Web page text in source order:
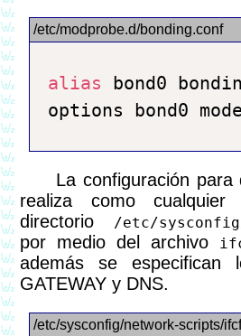
alias bond0
options bond0
La configuración para dicha interface se
realiza como
directorio
/etc/
por medio del archivo
además se especifican
GATEWAY y DNS.